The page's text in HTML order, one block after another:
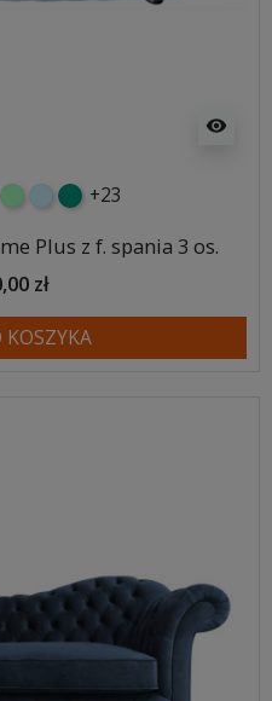
visibility
miętowybłękitny
turkusowy
+23
Plus z f. spania 3 os.
zł
KOSZYKA